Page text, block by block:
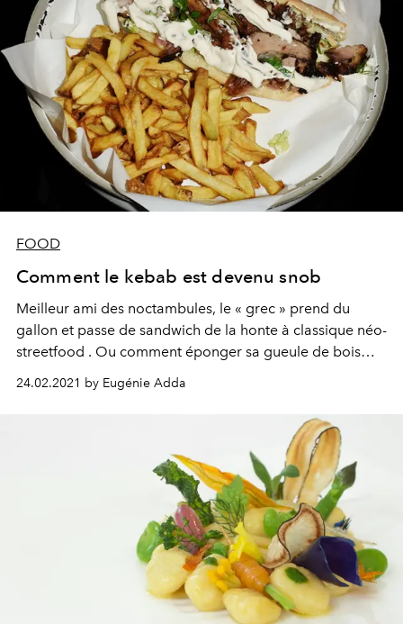
FOOD
Comment le kebab est devenu snob
Meilleur ami des noctambules, le « grec » prend du
gallon et passe de sandwich de la honte à classique néo-
streetfood . Ou comment éponger sa gueule de bois
sans risquer l’intoxication.
24.02.2021 by Eugénie Adda